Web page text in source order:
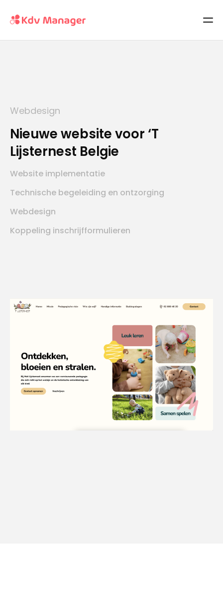
Webdesign
Nieuwe website voor ‘T
Lijsternest Belgie
Website implementatie
Technische begeleiding en ontzorging
Webdesign
Koppeling inschrijfformulieren